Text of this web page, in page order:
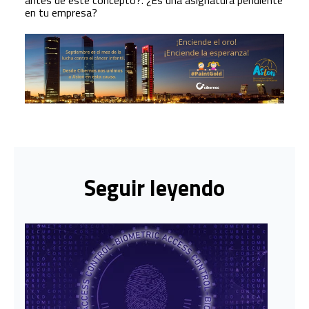
en tu empresa?
Seguir leyendo